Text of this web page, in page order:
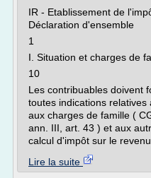
IR - Etablissement de
Déclaration d'ensemble
1
I. Situation et charges de
10
Les contribuables doivent
toutes indications relatives
aux charges de famille (
ann. III, art. 43 ) et aux
calcul d'impôt sur le
Lire la suite